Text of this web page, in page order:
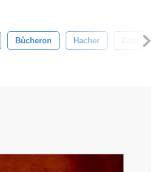
Bûcheron Hacher Couper